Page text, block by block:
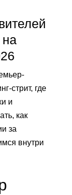
на
стрит, где
и
как
за
внутри